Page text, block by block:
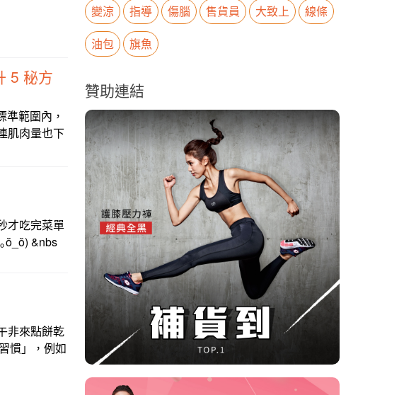
5 秘方
範圍內，
肌肉量也下
才吃完菜單
ŏ_ŏ) &nbs
非來點餅乾
慣」，例如
變涼
指導 傷腦 售貨員 大致上
線條
油包
旗魚
贊助連結